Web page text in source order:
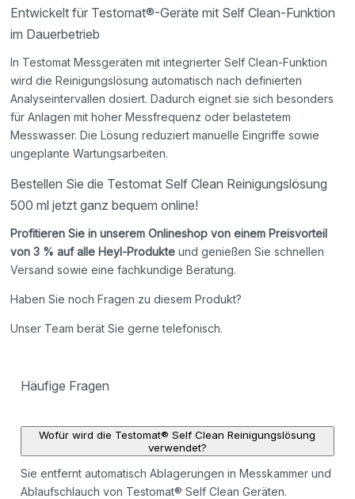
Entwickelt für Testomat®-Geräte mit Self Clean-Funktion
im Dauerbetrieb
In Testomat Messgeräten mit integrierter Self Clean-Funktion
wird die Reinigungslösung automatisch nach definierten
Analyseintervallen dosiert. Dadurch eignet sie sich besonders
für Anlagen mit hoher Messfrequenz oder belastetem
Messwasser. Die Lösung reduziert manuelle Eingriffe sowie
ungeplante Wartungsarbeiten.
Bestellen Sie die Testomat Self Clean Reinigungslösung
500 ml jetzt ganz bequem online!
Profitieren Sie in unserem Onlineshop von einem Preisvorteil
von 3 % auf alle Heyl-Produkte und genießen Sie schnellen
Versand sowie eine fachkundige Beratung.
Haben Sie noch Fragen zu diesem Produkt?
Unser Team berät Sie gerne telefonisch.
Häufige Fragen
Wofür wird die Testomat® Self Clean Reinigungslösung
verwendet?
Sie entfernt automatisch Ablagerungen in Messkammer und
Ablaufschlauch von Testomat® Self Clean Geräten.